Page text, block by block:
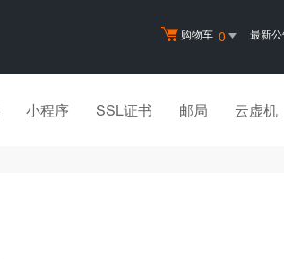
购物车 0 最新
小程序 SSL证书 邮局 云虚机